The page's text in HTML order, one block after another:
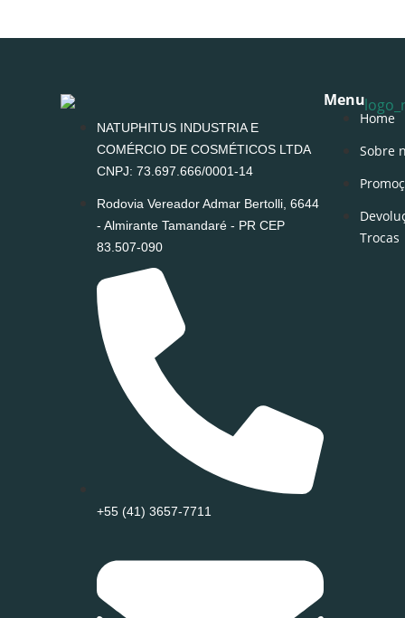
NATUPHITUS INDUSTRIA E
COMÉRCIO DE COSMÉTICOS LTDA
CNPJ: 73.697.666/0001-14
Rodovia Vereador Admar Bertolli, 6644
- Almirante Tamandaré - PR CEP
83.507-090
+55 (41) 3657-7711
Menu
Home
Sobre
Trocas